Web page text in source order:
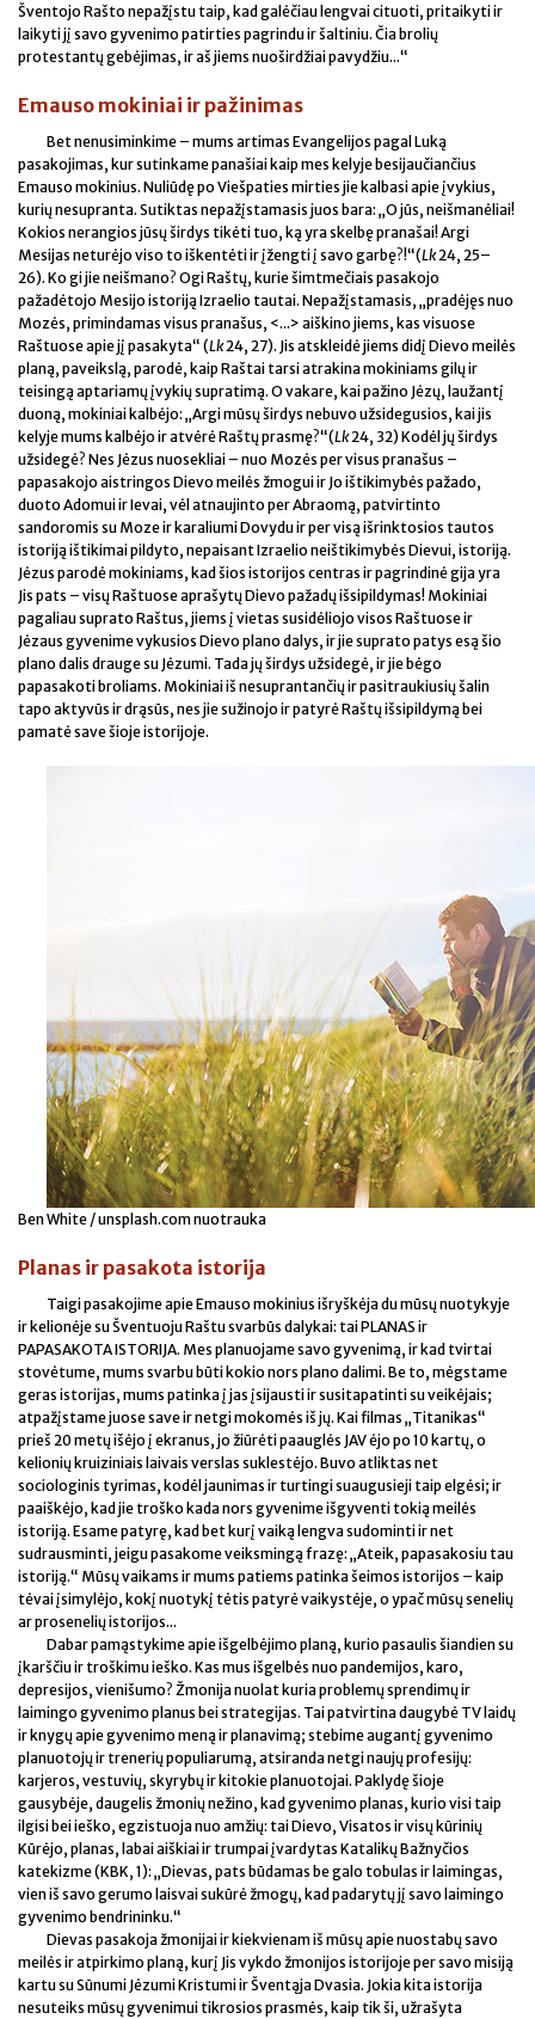
Šventojo Rašto nepažįstu taip, kad galėčiau lengvai cituoti, pritaikyti ir
laikyti jį savo gyvenimo patirties pagrindu ir šaltiniu. Čia brolių
protestantų gebėjimas, ir aš jiems nuoširdžiai pavydžiu...“
Emauso mokiniai ir pažinimas
Bet nenusiminkime – mums artimas Evangelijos pagal Luką
pasakojimas, kur sutinkame panašiai kaip mes kelyje besijaučiančius
Emauso mokinius. Nuliūdę po Viešpaties mirties jie kalbasi apie įvykius,
kurių nesupranta. Sutiktas nepažįstamasis juos bara: „O jūs, neišmanėliai!
Kokios nerangios jūsų širdys tikėti tuo, ką yra skelbę pranašai! Argi
Mesijas neturėjo viso to iškentėti ir įžengti į savo garbę?!“(Lk24, 25–
26). Ko gi jie neišmano? Ogi Raštų, kurie šimtmečiais pasakojo
pažadėtojo Mesijo istoriją Izraelio tautai. Nepažįstamasis, „pradėjęs nuo
Mozės, primindamas visus pranašus, <...> aiškino jiems, kas visuose
Raštuose apie jį pasakyta“ (Lk24, 27). Jis atskleidė jiems didį Dievo meilės
planą, paveikslą, parodė, kaip Raštai tarsi atrakina mokiniams gilų ir
teisingą aptariamų įvykių supratimą. O vakare, kai pažino Jėzų, laužantį
duoną, mokiniai kalbėjo: „Argi mūsų širdys nebuvo užsidegusios, kai jis
kelyje mums kalbėjo ir atvėrė Raštų prasmę?“(Lk24, 32) Kodėl jų širdys
užsidegė? Nes Jėzus nuosekliai – nuo Mozės per visus pranašus –
papasakojo aistringos Dievo meilės žmogui ir Jo ištikimybės pažado,
duoto Adomui ir Ievai, vėl atnaujinto per Abraomą, patvirtinto
sandoromis su Moze ir karaliumi Dovydu ir per visą išrinktosios tautos
istoriją ištikimai pildyto, nepaisant Izraelio neištikimybės Dievui, istoriją.
Jėzus parodė mokiniams, kad šios istorijos centras ir pagrindinė gija yra
Jis pats – visų Raštuose aprašytų Dievo pažadų išsipildymas! Mokiniai
pagaliau suprato Raštus, jiems į vietas susidėliojo visos Raštuose ir
Jėzaus gyvenime vykusios Dievo plano dalys, ir jie suprato patys esą šio
plano dalis drauge su Jėzumi. Tada jų širdys užsidegė, ir jie bėgo
papasakoti broliams. Mokiniai iš nesuprantančių ir pasitraukiusių šalin
tapo aktyvūs ir drąsūs, nes jie sužinojo ir patyrė Raštų išsipildymą bei
pamatė save šioje istorijoje.
Ben White / unsplash.com nuotrauka
Planas ir pasakota istorija
Taigi pasakojime apie Emauso mokinius išryškėja du mūsų nuotykyje
ir kelionėje su Šventuoju Raštu svarbūs dalykai: tai PLANAS ir
PAPASAKOTA ISTORIJA. Mes planuojame savo gyvenimą, ir kad tvirtai
stovėtume, mums svarbu būti kokio nors plano dalimi. Be to, mėgstame
geras istorijas, mums patinka į jas įsijausti ir susitapatinti su veikėjais;
atpažįstame juose save ir netgi mokomės iš jų. Kai filmas „Titanikas“
prieš 20 metų išėjo į ekranus, jo žiūrėti paauglės JAV ėjo po 10 kartų, o
kelionių kruiziniais laivais verslas suklestėjo. Buvo atliktas net
sociologinis tyrimas, kodėl jaunimas ir turtingi suaugusieji taip elgėsi; ir
paaiškėjo, kad jie troško kada nors gyvenime išgyventi tokią meilės
istoriją. Esame patyrę, kad bet kurį vaiką lengva sudominti ir net
sudrausminti, jeigu pasakome veiksmingą frazę: „Ateik, papasakosiu tau
istoriją.“ Mūsų vaikams ir mums patiems patinka šeimos istorijos – kaip
tėvai įsimylėjo, kokį nuotykį tėtis patyrė vaikystėje, o ypač mūsų senelių
ar prosenelių istorijos...
Dabar pamąstykime apie išgelbėjimo planą, kurio pasaulis šiandien su
įkarščiu ir troškimu ieško. Kas mus išgelbės nuo pandemijos, karo,
depresijos, vienišumo? Žmonija nuolat kuria problemų sprendimų ir
laimingo gyvenimo planus bei strategijas. Tai patvirtina daugybė TV laidų
ir knygų apie gyvenimo meną ir planavimą; stebime augantį gyvenimo
planuotojų ir trenerių populiarumą, atsiranda netgi naujų profesijų:
karjeros, vestuvių, skyrybų ir kitokie planuotojai. Paklydę šioje
gausybėje, daugelis žmonių nežino, kad gyvenimo planas, kurio visi taip
ilgisi bei ieško, egzistuoja nuo amžių: tai Dievo, Visatos ir visų kūrinių
Kūrėjo, planas, labai aiškiai ir trumpai įvardytas Katalikų Bažnyčios
katekizme (KBK, 1): „Dievas, pats būdamas be galo tobulas ir laimingas,
vien iš savo gerumo laisvai sukūrė žmogų, kad padarytų jį savo laimingo
gyvenimo bendrininku.“
Dievas pasakoja žmonijai ir kiekvienam iš mūsų apie nuostabų savo
meilės ir atpirkimo planą, kurį Jis vykdo žmonijos istorijoje per savo misiją
kartu su Sūnumi Jėzumi Kristumi ir Šventąja Dvasia. Jokia kita istorija
nesuteiks mūsų gyvenimui tikrosios prasmės, kaip tik ši, užrašyta